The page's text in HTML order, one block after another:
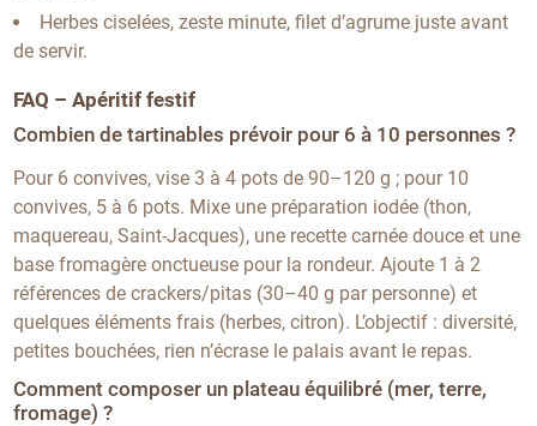
Herbes ciselées, zeste minute, filet d’agrume juste avant
de servir.
FAQ – Apéritif festif
Combien de tartinables prévoir pour 6 à 10 personnes ?
Pour 6 convives, vise 3 à 4 pots de 90–120 g ; pour 10
convives, 5 à 6 pots. Mixe une préparation iodée (thon,
maquereau, Saint-Jacques), une recette carnée douce et une
base fromagère onctueuse pour la rondeur. Ajoute 1 à 2
références de crackers/pitas (30–40 g par personne) et
quelques éléments frais (herbes, citron). L’objectif : diversité,
petites bouchées, rien n’écrase le palais avant le repas.
Comment composer un plateau équilibré (mer, terre,
fromage) ?